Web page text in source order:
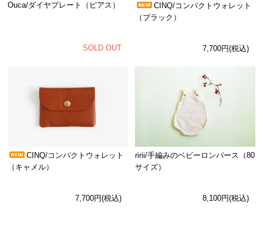
Ouca/ダイヤプレート（ピアス）
SOLD OUT
CINQ/コンパクトウォレット
（ブラック）
7,700円(税込)
CINQ/コンパクトウォレット
（キャメル）
7,700円(税込)
ririi/手編みのベビーロンパース（80
サイズ）
8,100円(税込)